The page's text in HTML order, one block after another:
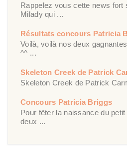
Rappelez vous cette news fort
Milady qui ...
Résultats concours Patricia
Voilà, voilà nos deux
^^ ...
Skeleton Creek de Patrick
Skeleton Creek de Patrick
Concours Patricia Briggs
Pour fêter la naissance du
deux ...